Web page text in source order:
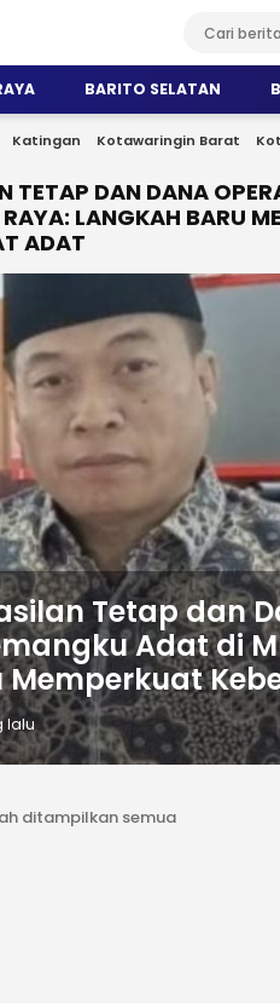
BARITO SELATAN
Katingan Kotawaringin Barat
TETAP DAN DANA
LANGKAH BARU
ADAT
Tetap dan
Adat di
Memperkuat
lalu
ditampilkan semua